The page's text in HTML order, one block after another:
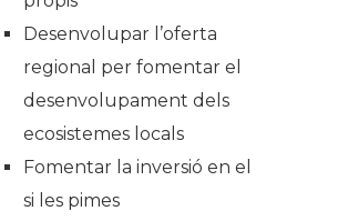
Desenvolupar l’oferta
regional per fomentar el
desenvolupament dels
ecosistemes locals
Fomentar la inversió en el
si les pimes